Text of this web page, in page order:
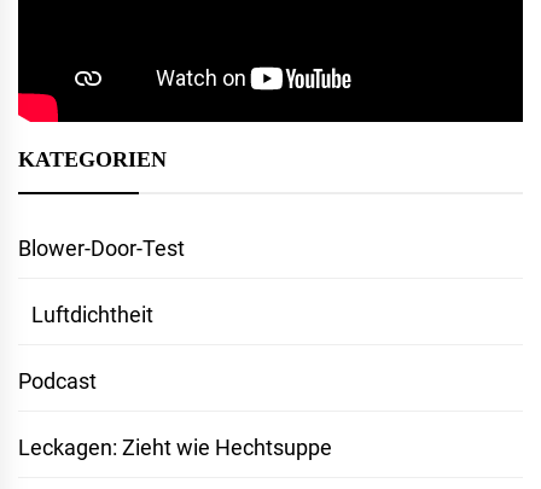
KATEGORIEN
Blower-Door-Test
Luftdichtheit
Podcast
Leckagen: Zieht wie Hechtsuppe